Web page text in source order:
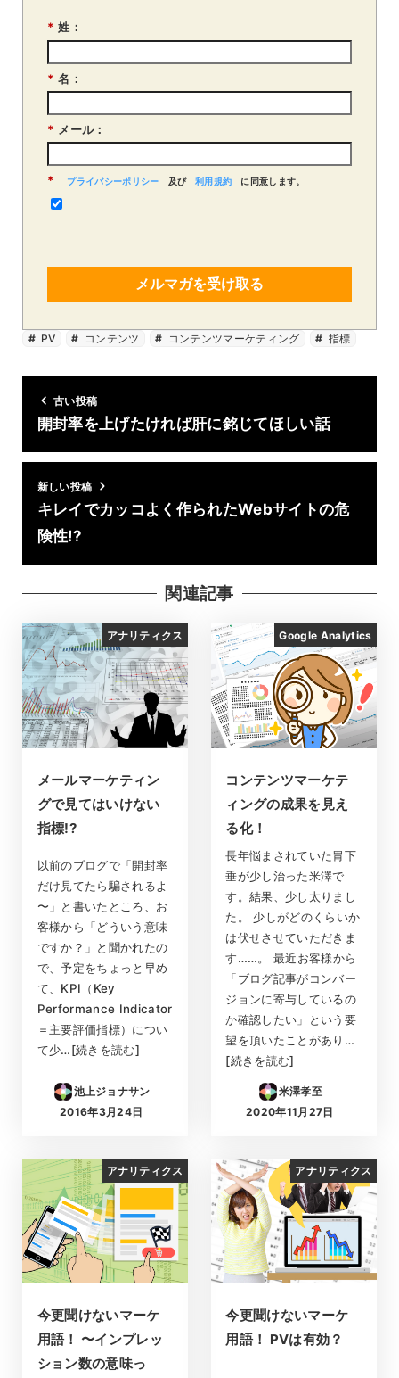
* 姓：
* 名：
* メール：
* プライバシーポリシー 及び 利用規約 に同意します。
メルマガを受け取る
PV コンテンツ コンテンツマーケティング 指標
古い投稿
開封率を上げたければ肝に銘じてほしい話
新しい投稿
キレイでカッコよく作られたWebサイトの危
険性!?
関連記事
アナリティクス
メールマーケティン
グで見てはいけない
指標!?
以前のブログで「開封率
だけ見てたら騙されるよ
〜」と書いたところ、お
客様から「どういう意味
ですか？」と聞かれたの
で、予定をちょっと早め
て、KPI（Key
Performance Indicator
＝主要評価指標）につい
て少…[続きを読む]
池上ジョナサン
投稿日
2016年3月24日
Google Analytics
コンテンツマーケテ
ィングの成果を見え
る化！
長年悩まされていた胃下
垂が少し治った米澤で
す。結果、少し太りまし
た。 少しがどのくらいか
は伏せさせていただきま
す……。 最近お客様から
「ブログ記事がコンバー
ジョンに寄与しているの
か確認したい」という要
望を頂いたことがあり…
[続きを読む]
米澤孝至
投稿日
2020年11月27日
アナリティクス
今更聞けないマーケ
用語！ 〜インプレッ
ション数の意味っ
アナリティクス
今更聞けないマーケ
用語！ PVは有効？